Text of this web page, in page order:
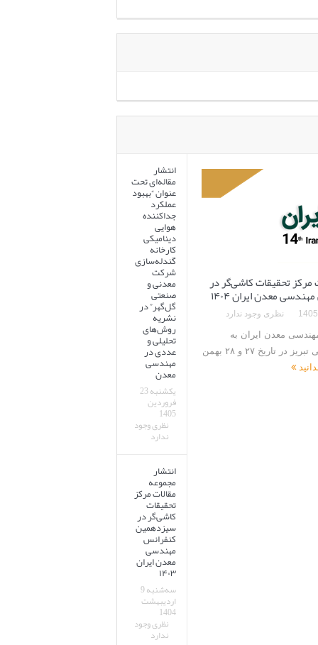
مرکز تحقیقات کاشی‌گر در
معدن ایران ۱۴۰۴
نظری وجود ندارد
معدن ایران به
میزبانی دانشگاه صنعتی تبریز در تاریخ ۲۷ و ۲۸ بهمن
انتشار
مقاله‌ای تحت
عنوان “بهبود
عملکرد
جداکننده
هوایی
دینامیکی
کارخانه
گندله‌سازی
شرکت
معدنی و
صنعتی
گل‌گهر” در
نشریه
روش‌های
تحلیلی و
عددی در
مهندسی
معدن
یکشنبه 23
فروردین
1405
نظری وجود
ندارد
انتشار
مجموعه
مقالات مرکز
تحقیقات
کاشی‌گر در
سیزدهمین
کنفرانس
مهندسی
معدن ایران
۱۴۰۳
سه‌شنبه 9
اردیبهشت
1404
نظری وجود
ندارد